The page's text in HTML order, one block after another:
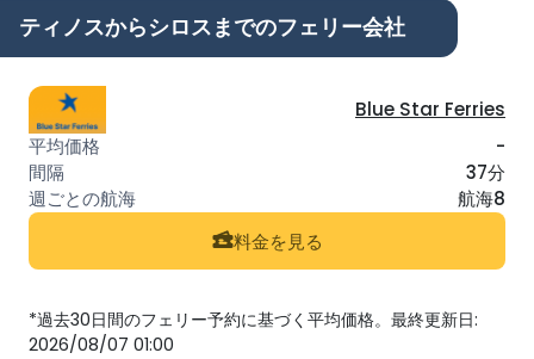
ティノスからシロスまでのフェリー会社
Blue Star Ferries
-
37分
航海8
料金を見る
*過去30日間のフェリー予約に基づく平均価格。最終更新日:
2026/08/07 01:00